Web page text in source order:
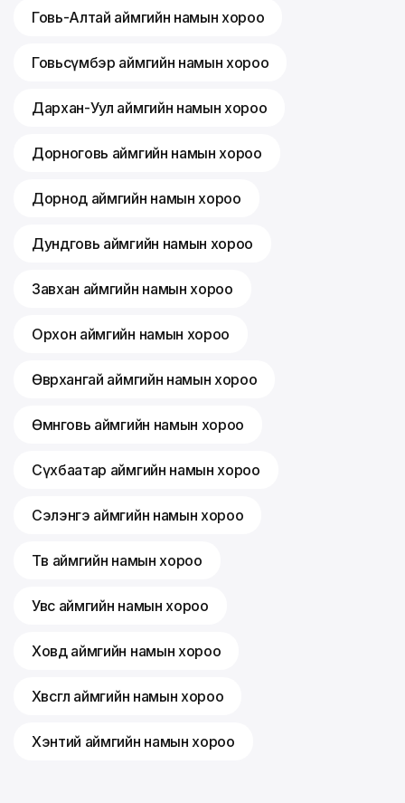
Говь-Алтай аймгийн намын хороо
Говьсүмбэр аймгийн намын хороо
Дархан-Уул аймгийн намын хороо
Дорноговь аймгийн намын хороо
Дорнод аймгийн намын хороо
Дундговь аймгийн намын хороо
Завхан аймгийн намын хороо
Орхон аймгийн намын хороо
Өвөрхангай аймгийн намын хороо
Өмнөговь аймгийн намын хороо
Сүхбаатар аймгийн намын хороо
Сэлэнгэ аймгийн намын хороо
Төв аймгийн намын хороо
Увс аймгийн намын хороо
Ховд аймгийн намын хороо
Хөвсгөл аймгийн намын хороо
Хэнтий аймгийн намын хороо